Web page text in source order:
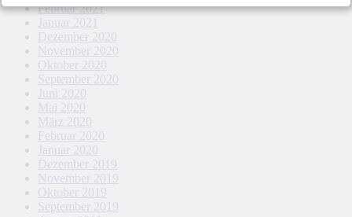
Februar 2021
Januar 2021
Dezember 2020
November 2020
Oktober 2020
September 2020
Juni 2020
Mai 2020
März 2020
Februar 2020
Januar 2020
Dezember 2019
November 2019
Oktober 2019
September 2019